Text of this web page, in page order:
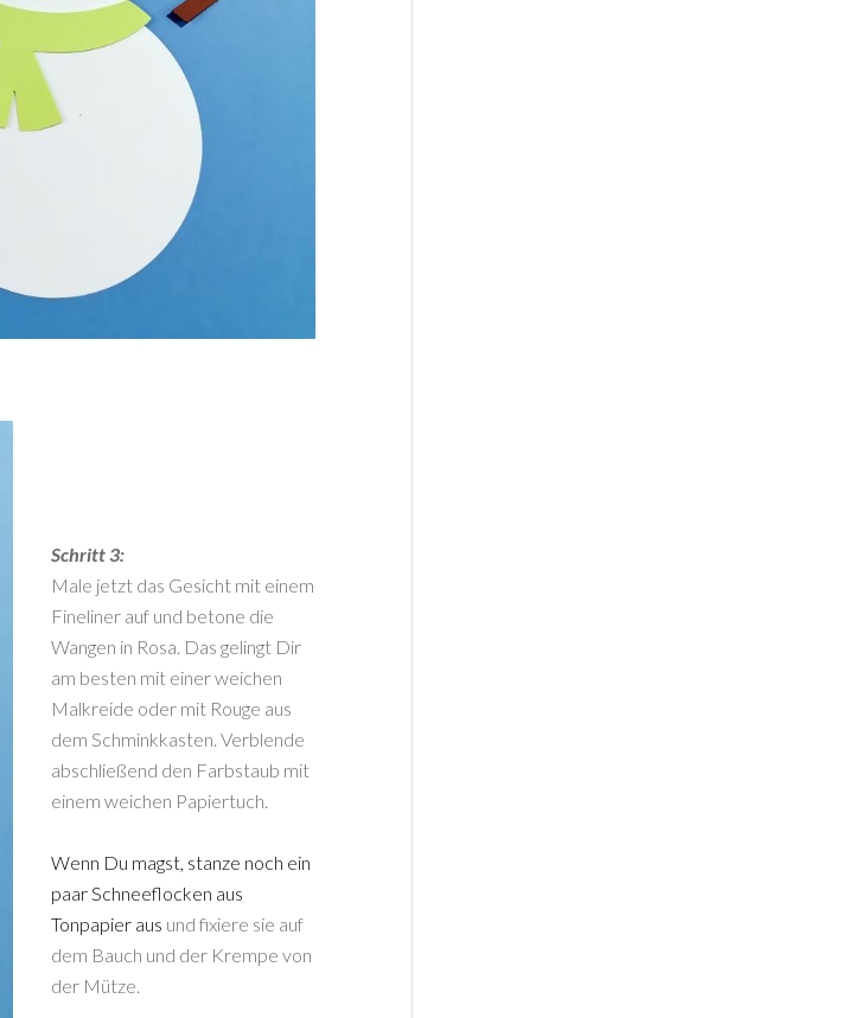
Schritt 3:
Male jetzt das Gesicht mit einem
Fineliner auf und betone die
Wangen in Rosa. Das gelingt Dir
am besten mit einer weichen
Malkreide oder mit Rouge aus
dem Schminkkasten. Verblende
abschließend den Farbstaub mit
einem weichen Papiertuch.
Wenn Du magst, stanze noch ein
paar Schneeflocken aus
Tonpapier aus und fixiere sie auf
dem Bauch und der Krempe von
der Mütze.